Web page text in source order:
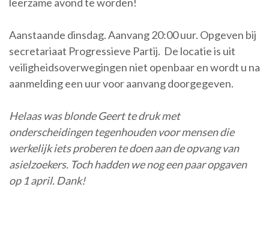
Aanstaande dinsdag. Aanvang 20:00 uur. Opgeven bij
secretariaat Progressieve Partij. De locatie is uit
veiligheidsoverwegingen niet openbaar en wordt u na
aanmelding een uur voor aanvang doorgegeven.
Helaas was blonde Geert te druk met
onderscheidingen tegenhouden voor mensen die
werkelijk iets proberen te doen aan de opvang van
asielzoekers. Toch hadden we nog een paar opgaven
op 1 april. Dank!